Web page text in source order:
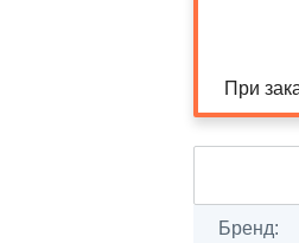
При
Бренд: